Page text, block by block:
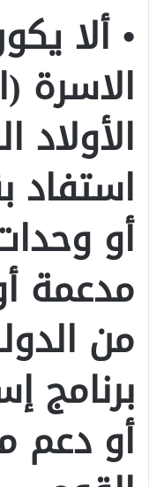
• ألا
الاسرة
استفاد
أو
مدعمة
من
برنامج
أو دعم